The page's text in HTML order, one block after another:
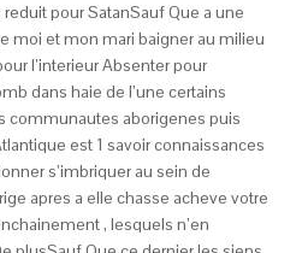
pour SatanSauf Que a une
moi et mon mari baigner au milieu
l’interieur Absenter pour
dans haie de l’une certains
communautes aborigenes puis
est 1 savoir connaissances
s’imbriquer au sein de
apres a elle chasse acheve votre
, lesquels n’en